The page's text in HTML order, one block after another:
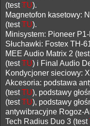
(testTU).
Magnetofon kasetowy:
(testTU).
Minisystem: Pioneer
Słuchawki: Fostex TH-
MEE Audio Matrix 2 (test
(testTU) i Final Audio
Kondycjoner sieciowy:
Akcesoria: podstawa
(testTU), podstawy
(testTU), podstawy
antywibracyjne Rogoz-
Tech Radius Duo 3 (test